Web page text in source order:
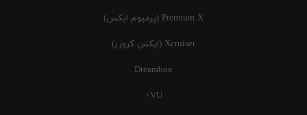
Premium X (پرمیوم ایکس)
Xcruiser (ایکس کروزر)
Dreambox
VU+